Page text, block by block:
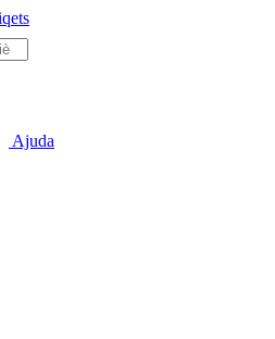
Ajuda